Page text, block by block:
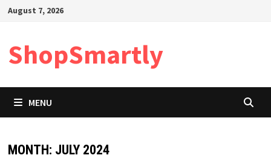
SkipAugust 7, 2026
ShopSmartly
MENU
MONTH: JULY 2024